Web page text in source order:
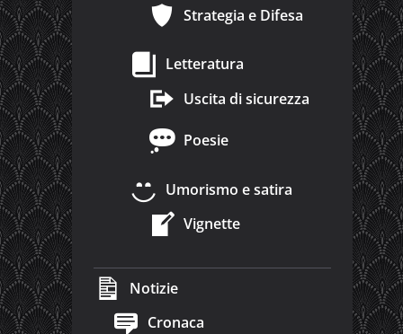
Strategia e Difesa
Letteratura
Uscita di sicurezza
Poesie
Umorismo e satira
Vignette
Notizie
Cronaca